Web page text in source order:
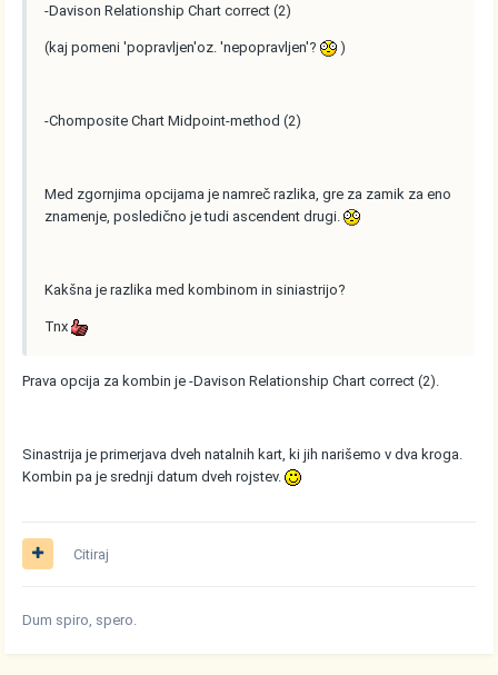
-Davison Relationship Chart correct (2)
(kaj pomeni 'popravljen'oz. 'nepopravljen'? )
-Chomposite Chart Midpoint-method (2)
Med zgornjima opcijama je namreč razlika, gre za zamik za eno
znamenje, posledično je tudi ascendent drugi.
Kakšna je razlika med kombinom in siniastrijo?
Tnx
Prava opcija za kombin je -Davison Relationship Chart correct (2).
Sinastrija je primerjava dveh natalnih kart, ki jih narišemo v dva kroga.
Kombin pa je srednji datum dveh rojstev.
Citiraj
Dum spiro, spero.